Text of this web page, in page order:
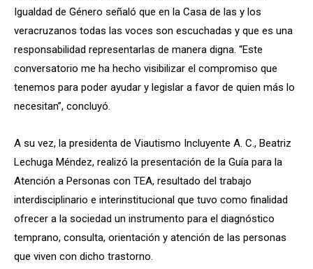
Igualdad de Género señaló que en la Casa de las y los
veracruzanos todas las voces son escuchadas y que es una
responsabilidad representarlas de manera digna. “Este
conversatorio me ha hecho visibilizar el compromiso que
tenemos para poder ayudar y legislar a favor de quien más lo
necesitan”, concluyó.
A su vez, la presidenta de Viautismo Incluyente A. C., Beatriz
Lechuga Méndez, realizó la presentación de la Guía para la
Atención a Personas con TEA, resultado del trabajo
interdisciplinario e interinstitucional que tuvo como finalidad
ofrecer a la sociedad un instrumento para el diagnóstico
temprano, consulta, orientación y atención de las personas
que viven con dicho trastorno.